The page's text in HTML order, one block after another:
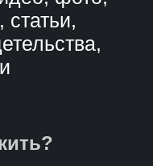
статьи,